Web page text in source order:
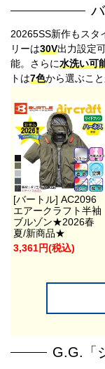
20265SS新作もスタ
リーは30V出力設定
能。さらに水洗い可
トは7色から選ぶこと
[バートル] AC2096
エアークラフト半袖
ブルゾン★2026春
夏/新商品★
3,361円(税込)
G.G.「